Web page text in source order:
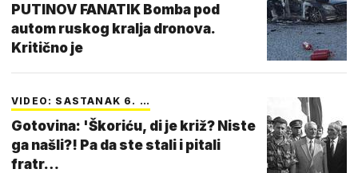
PUTINOV FANATIK Bomba pod
autom ruskog kralja dronova.
Kritično je
VIDEO: SASTANAK 6. …
Gotovina: 'Škoriću, di je križ? Niste
ga našli?! Pa da ste stali i pitali
fratr…